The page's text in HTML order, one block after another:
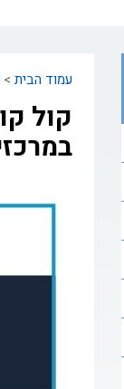
עמוד הבית >